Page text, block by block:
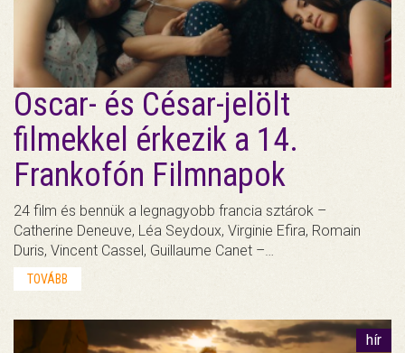
Oscar- és César-jelölt
filmekkel érkezik a 14.
Frankofón Filmnapok
24 film és bennük a legnagyobb francia sztárok –
Catherine Deneuve, Léa Seydoux, Virginie Efira, Romain
Duris, Vincent Cassel, Guillaume Canet –…
TOVÁBB
hír